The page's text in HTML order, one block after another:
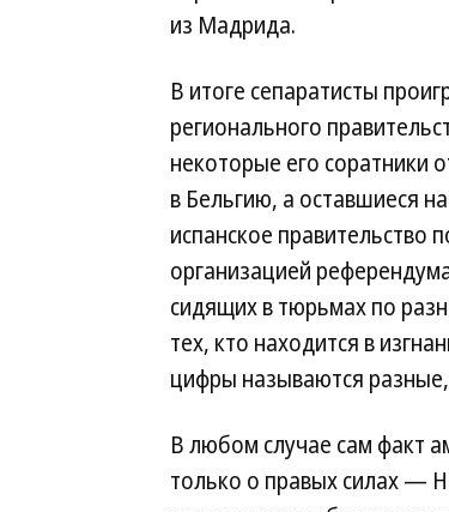
из Мадрида.
В итоге сепаратисты
регионального
некоторые его соратники
в Бельгию, а оставшиеся
испанское правительство
организацией
сидящих в тюрьмах по
тех, кто находится в
цифры называются
В любом случае сам факт
только о правых силах —